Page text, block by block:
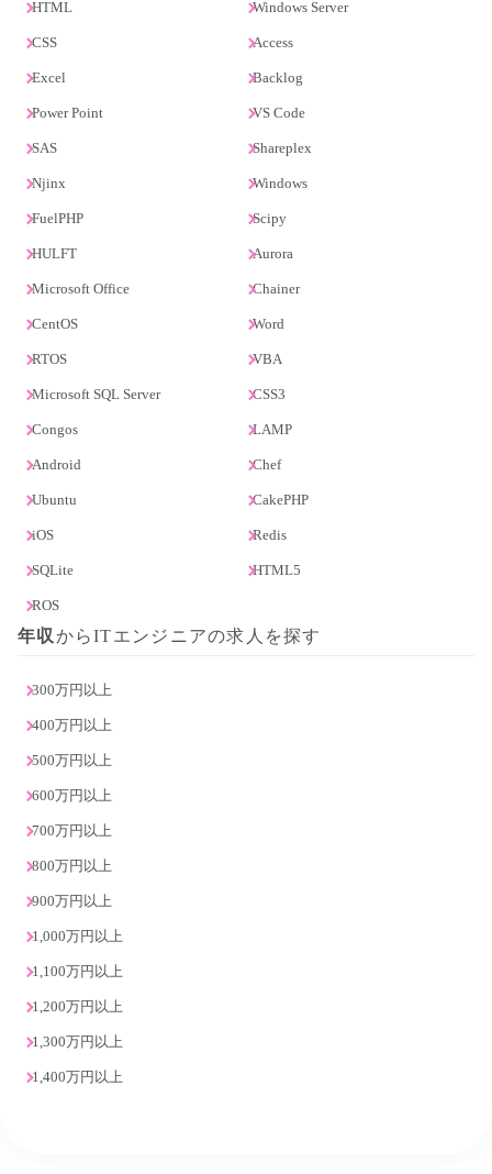
HTML Windows Server
CSS Access
Excel Backlog
Power Point VS Code
SAS Shareplex
Njinx Windows
FuelPHP Scipy
HULFT Aurora
Microsoft Office Chainer
CentOS Word
RTOS VBA
Microsoft SQL Server CSS3
Congos LAMP
Android Chef
Ubuntu CakePHP
iOS Redis
SQLite HTML5
ROS
年収 からITエンジニアの求人を探す
300万円以上
400万円以上
500万円以上
600万円以上
700万円以上
800万円以上
900万円以上
1,000万円以上
1,100万円以上
1,200万円以上
1,300万円以上
1,400万円以上